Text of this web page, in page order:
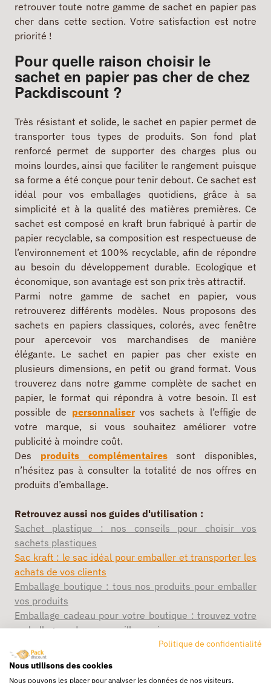
retrouver toute notre gamme de sachet en papier pas
cher dans cette section. Votre satisfaction est notre
priorité !
Pour quelle raison choisir le
sachet en papier pas cher de chez
Packdiscount ?
Très résistant et solide, le sachet en papier permet de
transporter tous types de produits. Son fond plat
renforcé permet de supporter des charges plus ou
moins lourdes, ainsi que faciliter le rangement puisque
sa forme a été conçue pour tenir debout. Ce sachet est
idéal pour vos emballages quotidiens, grâce à sa
simplicité et à la qualité des matières premières. Ce
sachet est composé en kraft brun fabriqué à partir de
papier recyclable, sa composition est respectueuse de
l’environnement et 100% recyclable, afin de répondre
au besoin du développement durable. Ecologique et
économique, son avantage est son prix très attractif.
Parmi notre gamme de sachet en papier, vous
retrouverez différents modèles. Nous proposons des
sachets en papiers classiques, colorés, avec fenêtre
pour apercevoir vos marchandises de manière
élégante. Le sachet en papier pas cher existe en
plusieurs dimensions, en petit ou grand format. Vous
trouverez dans notre gamme complète de sachet en
papier, le format qui répondra à votre besoin. Il est
possible de personnaliservos sachets à l’effigie de
votre marque, si vous souhaitez améliorer votre
publicité à moindre coût.
Des produits complémentairessont disponibles,
n’hésitez pas à consulter la totalité de nos offres en
produits d’emballage.
Retrouvez aussi nos guides d'utilisation :
Sachet plastique : nos conseils pour choisir vos
sachets plastiques
Sac kraft : le sac idéal pour emballer et transporter les
achats de vos clients
Emballage boutique : tous nos produits pour emballer
vos produits
Emballage cadeau pour votre boutique : trouvez votre
emballage cadeau au meilleur prix
Quels sont les avantages du papier kraft pour
l’emballage de vos produits ?
Politique de confidentialité
Nous utilisons des cookies
Nous pouvons les placer pour analyser les données de nos visiteurs,